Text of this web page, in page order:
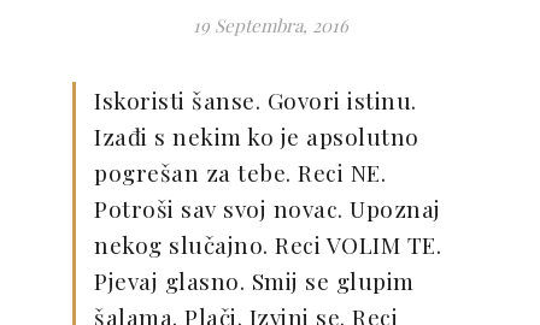
19 Septembra, 2016
Iskoristi šanse. Govori istinu.
Izađi s nekim ko je apsolutno
pogrešan za tebe. Reci NE.
Potroši sav svoj novac. Upoznaj
nekog slučajno. Reci VOLIM TE.
Pjevaj glasno. Smij se glupim
šalama. Plači. Izvini se. Reci